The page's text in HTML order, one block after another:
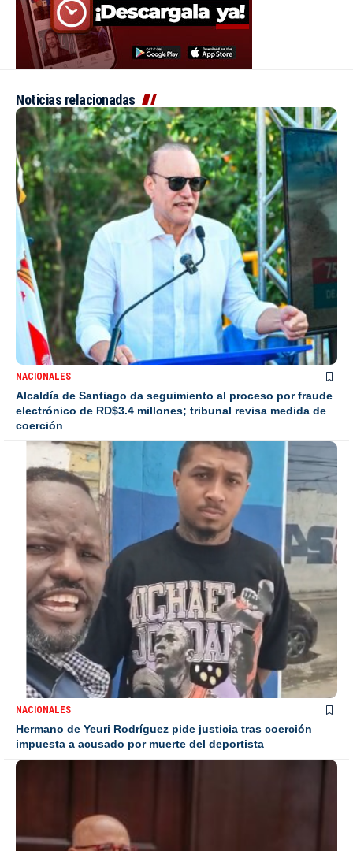
Noticias relacionadas
NACIONALES
Alcaldía de Santiago da seguimiento al proceso por fraude
electrónico de RD$3.4 millones; tribunal revisa medida de
coerción
NACIONALES
Hermano de Yeuri Rodríguez pide justicia tras coerción
impuesta a acusado por muerte del deportista